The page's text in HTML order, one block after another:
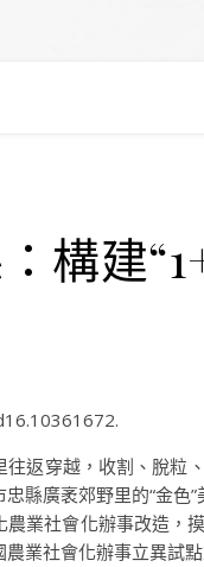
構建
往返穿越，收割、脫粒
縣廣袤郊野里的“金色”
社會化辦事改造，摸
業社會化辦事立異試